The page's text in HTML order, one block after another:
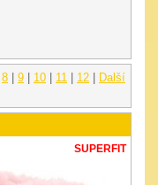
8 9 10 11 12
Další
SUPERFIT